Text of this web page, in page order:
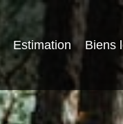
Estimation Biens